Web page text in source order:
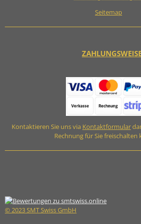
Seitemap
Kontaktieren Sie uns via Kontaktformular
Rechnung für Sie freischalten
© 2023 SMT Swiss GmbH